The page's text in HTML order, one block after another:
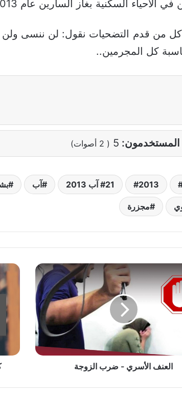
الأحياء السكنية بغاز السارين عام 2013، وقتل 1477 مدنياً…
من قدم التضحيات نقول: لن ننسى ولن
كل المجرمين..
المستخدمون: 5
(
2 أصوات)
2013 21 آب 2013 آب
مجزرة
العنف الأسري - ضرب الزوجة
كيف
تتكامل
شخصية
طالب
العلم
الشرعي